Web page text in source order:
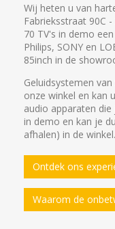
Wij heten u van
Fabrieksstraat 90C
70 TV's in demo
Philips, SONY en
85inch in de
Geluidsystemen
onze winkel en kan
audio apparaten
in demo en kan je
afhalen) in de winkel.
Ontdek ons
Waarom de